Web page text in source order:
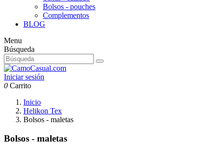
Bolsos - pouches
Complementos
BLOG
Menu
Búsqueda
Iniciar sesión
0 Carrito
Inicio
Helikon Tex
Bolsos - maletas
Bolsos - maletas